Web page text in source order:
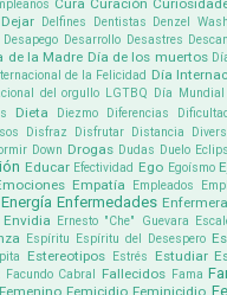
Cura Curación
Dejar Delfines Dentistas Denzel
Desapego Desarrollo Desastres
de la Madre Día de los muertos
de la Felicidad Día
del orgullo LGTBQ Día
Dieta Diezmo Diferencias Dificultad
Disfraz Disfrutar Distancia
Down Drogas Dudas Duelo
Educar Efectividad Ego Egoísmo
Empatía Empleados
Energía Enfermedades Enfermera
Envidia Ernesto "Che" Guevara
Espíritu Espíritu del Desespero
Estereotipos Estrés Estudiar
Facundo Cabral Fallecidos Fama